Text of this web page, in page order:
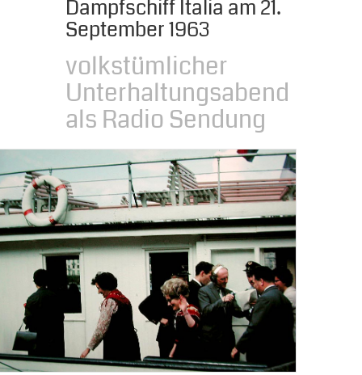
Dampfschiff Italia am 21.
September 1963
volkstümlicher
Unterhaltungsabend
als Radio Sendung